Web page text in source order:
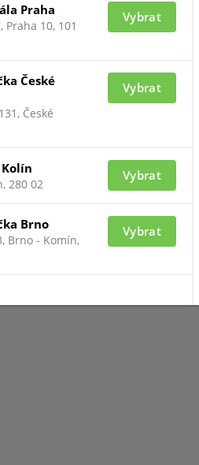
být
Praha
Praha 10, 101
Vybrat
České
České
Vybrat
Kolín
280 02
Vybrat
Brno
Brno - Komín,
Vybrat